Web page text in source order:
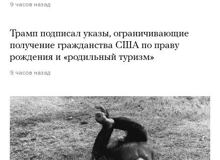
9 часов назад
Трамп подписал указы, ограничивающие
получение гражданства США по праву
рождения и «родильный туризм»
9 часов назад